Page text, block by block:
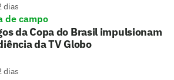
dias
de campo
da Copa do Brasil impulsionam
da TV Globo
dias